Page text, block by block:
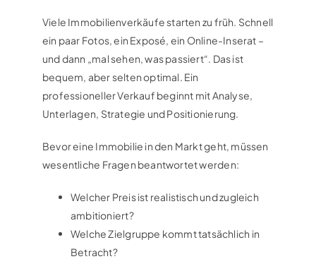
Viele Immobilienverkäufe starten zu früh. Schnell
ein paar Fotos, ein Exposé, ein Online-Inserat –
und dann „mal sehen, was passiert“. Das ist
bequem, aber selten optimal. Ein
professioneller Verkauf beginnt mit Analyse,
Unterlagen, Strategie und Positionierung.
Bevor eine Immobilie in den Markt geht, müssen
wesentliche Fragen beantwortet werden:
Welcher Preis ist realistisch und zugleich
ambitioniert?
Welche Zielgruppe kommt tatsächlich in
Betracht?